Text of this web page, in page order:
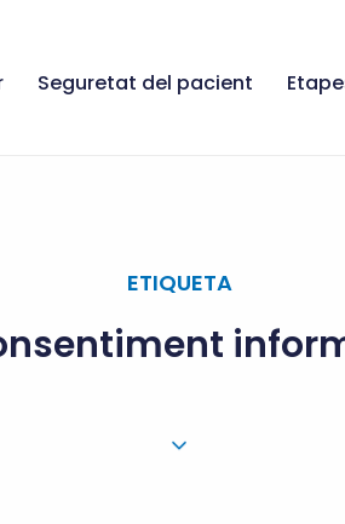
Seguretat del pacient
ETIQUETA